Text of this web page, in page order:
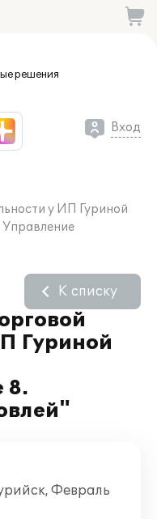
решения
Вход
у ИП Гуриной
Гуриной
8.
К списку
Февраль